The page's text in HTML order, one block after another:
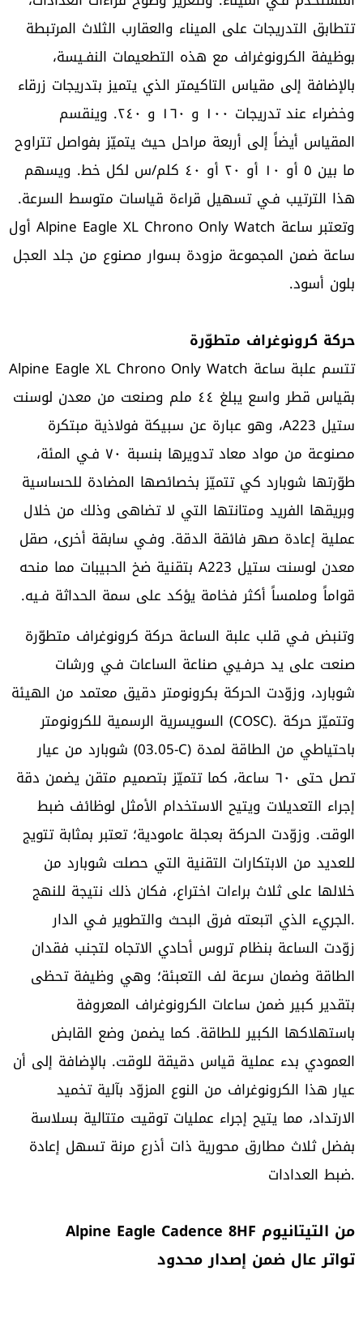
تتطابق التدريجات على الميناء والعقارب الثلاث المرتبطة
بوظيفة الكرونوغراف مع هذه التطعيمات النفـيسة،
بالإضافة إلى مقياس التاكيمتر الذي يتميز بتدريجات زرقاء
وخضراء عند تدريجات ١٠٠ و ١٦٠ و ٢٤٠. وينقسم
المقياس أيضاً إلى أربعة مراحل حيث يتميّز بفواصل تتراوح
ما بين ٥ أو ١٠ أو ٢٠ أو ٤٠ كلم/س لكل خط. ويسهم
هذا الترتيب فـي تسهيل قراءة قياسات متوسط السرعة.
وتعتبر ساعة Alpine Eagle XL Chrono Only Watch أول
ساعة ضمن المجموعة مزودة بسوار مصنوع من جلد العجل
بلون أسود.
حركة كرونوغراف متطوّرة
تتسم علبة ساعة Alpine Eagle XL Chrono Only Watch
بقياس قطر واسع يبلغ ٤٤ ملم وصنعت من معدن لوسنت
ستيل A223، وهو عبارة عن سبيكة فولاذية مبتكرة
مصنوعة من مواد معاد تدويرها بنسبة ٧٠ فـي المئة،
طوّرتها شوبارد كي تتميّز بخصائصها المضادة للحساسية
وبريقها الفريد ومتانتها التي لا تضاهى وذلك من خلال
عملية إعادة صهر فائقة الدقة. وفـي سابقة أخرى، صقل
معدن لوسنت ستيل A223 بتقنية ضخ الحبيبات مما منحه
قواماً وملمساً أكثر فخامة يؤكد على سمة الحداثة فـيه.
وتنبض فـي قلب علبة الساعة حركة كرونوغراف متطوّرة
صنعت على يد حرفـيي صناعة الساعات فـي ورشات
شوبارد، وزوّدت الحركة بكرونومتر دقيق معتمد من الهيئة
السويسرية الرسمية للكرونومتر (COSC). وتتميّز حركة
شوبارد من عيار (03.05-C) باحتياطي من الطاقة لمدة
تصل حتى ٦٠ ساعة، كما تتميّز بتصميم متقن يضمن دقة
إجراء التعديلات ويتيح الاستخدام الأمثل لوظائف ضبط
الوقت. وزوّدت الحركة بعجلة عامودية؛ تعتبر بمثابة تتويج
للعديد من الابتكارات التقنية التي حصلت شوبارد من
خلالها على ثلاث براءات اختراع، فكان ذلك نتيجة للنهج
الجريء الذي اتبعته فرق البحث والتطوير فـي الدار.
زوّدت الساعة بنظام تروس أحادي الاتجاه لتجنب فقدان
الطاقة وضمان سرعة لف التعبئة؛ وهي وظيفة تحظى
بتقدير كبير ضمن ساعات الكرونوغراف المعروفة
باستهلاكها الكبير للطاقة. كما يضمن وضع القابض
العمودي بدء عملية قياس دقيقة للوقت. بالإضافة إلى أن
عيار هذا الكرونوغراف من النوع المزوّد بآلية تخميد
الارتداد، مما يتيح إجراء عمليات توقيت متتالية بسلاسة
بفضل ثلاث مطارق محورية ذات أذرع مرنة تسهل إعادة
ضبط العدادات.
‏Alpine Eagle Cadence 8HF من التيتانيوم
تواتر عال ضمن إصدار محدود